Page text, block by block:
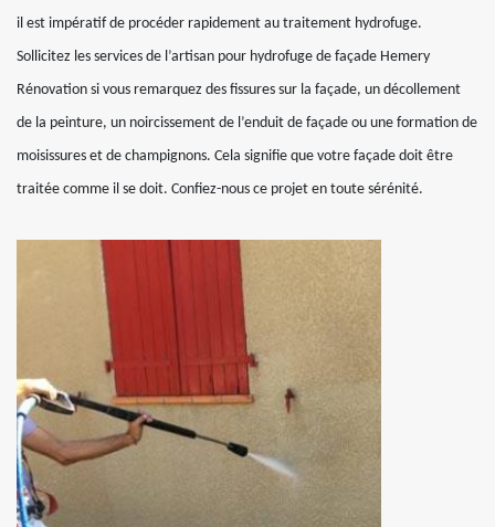
il est impératif de procéder rapidement au traitement hydrofuge.
Sollicitez les services de l’artisan pour hydrofuge de façade Hemery
Rénovation si vous remarquez des fissures sur la façade, un décollement
de la peinture, un noircissement de l’enduit de façade ou une formation de
moisissures et de champignons. Cela signifie que votre façade doit être
traitée comme il se doit. Confiez-nous ce projet en toute sérénité.